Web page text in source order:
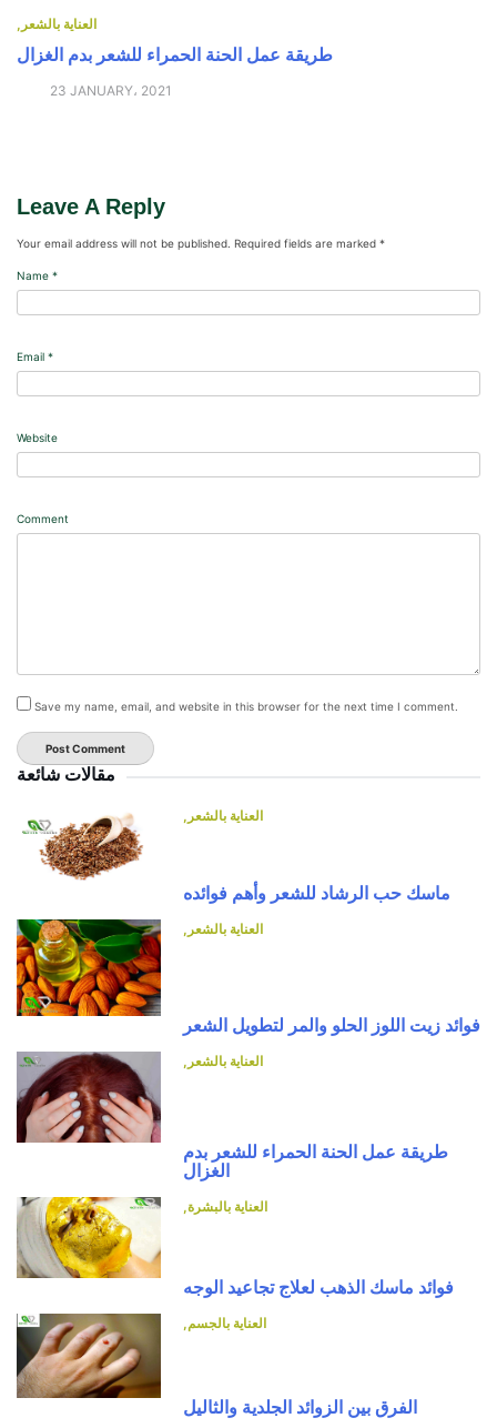
العناية بالشعر
طريقة عمل الحنة الحمراء للشعر بدم الغزال
23 JANUARY، 2021
Leave A Reply
Your email address will not be published. Required fields are marked *
Comment
Name *
Email *
Website
Save my name, email, and website in this browser for the next time I comment.
مقالات شائعة
العناية بالشعر
ماسك حب الرشاد للشعر وأهم فوائده
العناية بالشعر
فوائد زيت اللوز الحلو والمر لتطويل الشعر
العناية بالشعر
طريقة عمل الحنة الحمراء للشعر بدم
الغزال
العناية بالبشرة
فوائد ماسك الذهب لعلاج تجاعيد الوجه
العناية بالجسم
الفرق بين الزوائد الجلدية والثاليل